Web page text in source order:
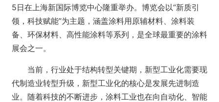
5日在上海新国际博览中心隆重举办。博览会以“新质引
领，科技赋能”为主题，涵盖涂料用原辅材料、涂料装
备、环保材料、高性能涂料等系列，是全球最重要的涂料
展会之一。
当前，行业处于结构转型关键期，新型工业化需要现
代制造业转型升级，新型工业化的核心是发展先进制造
业。随着科技的不断进步，涂料工业也在向自动化、智能